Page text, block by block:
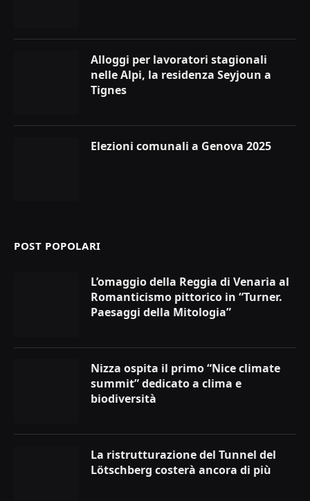
Alloggi per lavoratori stagionali
nelle Alpi, la residenza Seyjoun a
Tignes
Elezioni comunali a Genova 2025
POST POPOLARI
L’omaggio della Reggia di Venaria al
Romanticismo pittorico in “Turner.
Paesaggi della Mitologia”
Nizza ospita il primo “Nice climate
summit” dedicato a clima e
biodiversità
La ristrutturazione del Tunnel del
Lötschberg costerà ancora di più